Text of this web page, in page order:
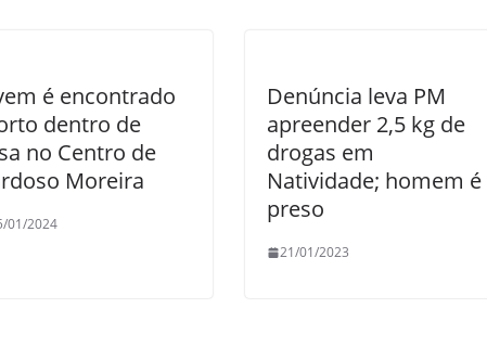
é encontrado
dentro de
no Centro de
Moreira
01/2024
Denúncia leva PM
apreender 2,5 kg de
drogas em
Natividade; homem é
preso
21/01/2023